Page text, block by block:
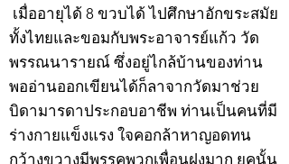
เมื่ออายุได้ 8 ขวบได้ ไปศึกษาอักขระสมัย
ทั้งไทยและขอมกับพระอาจารย์แก้ว วัด
พรรณนารายณ์ ซึ่งอยู่ไกล้บ้านของท่าน
พออ่านออกเขียนได้ก็ลาจากวัดมาช่วย
บิดามารดาประกอบอาชีพ ท่านเป็นคนที่มี
ร่างกายแข็งแรง ใจคอกล้าหาญอดทน
กว้างขวางมีพรรคพวกเพื่อนฝูงมาก ยุคนั้น